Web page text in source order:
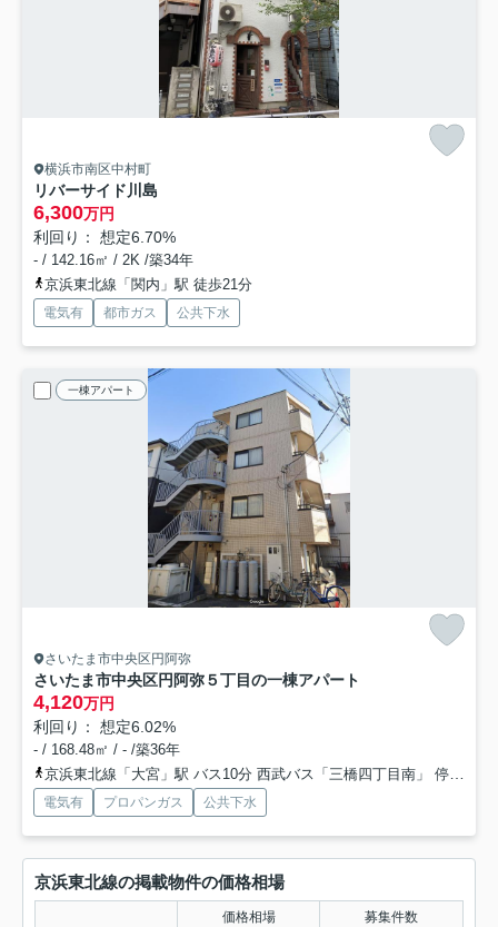
横浜市南区中村町
リバーサイド川島
6,300万円
利回り： 想定6.70%
- / 142.16㎡ / 2K /築34年
京浜東北線「関内」駅 徒歩21分
電気有 都市ガス 公共下水
一棟アパート
さいたま市中央区円阿弥
さいたま市中央区円阿弥５丁目の一棟アパート
4,120万円
利回り： 想定6.02%
- / 168.48㎡ / - /築36年
京浜東北線「大宮」駅 バス10分 西武バス「三橋四丁目南」 停歩5分
電気有 プロパンガス 公共下水
京浜東北線の掲載物件の価格相場
価格相場 募集件数